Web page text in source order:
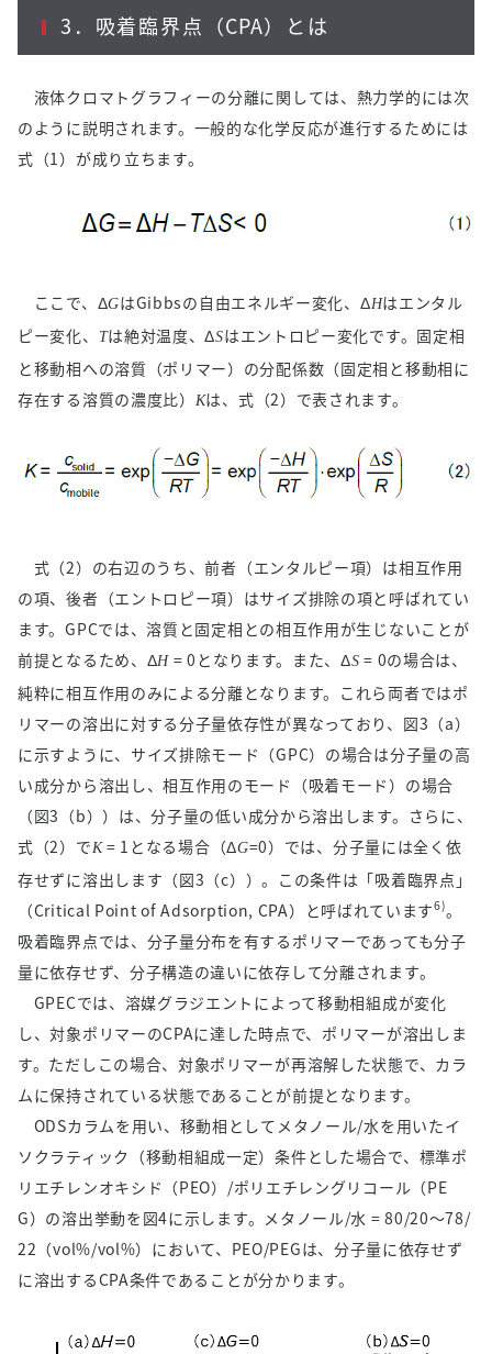
3．吸着臨界点（CPA）とは
液体クロマトグラフィーの分離に関しては、熱力学的には次
のように説明されます。一般的な化学反応が進行するためには
式（1）が成り立ちます。
ここで、ΔGはGibbsの自由エネルギー変化、ΔHはエンタル
ピー変化、
Tは絶対温度、ΔSはエントロピー変化です。固定相
と移動相への溶質（ポリマー）の分配係数（固定相と移動相に
存在する溶質の濃度比）
Kは、式（2）で表されます。
式（2）の右辺のうち、前者（エンタルピー項）は相互作用
の項、後者（エントロピー項）はサイズ排除の項と呼ばれてい
ます。GPCでは、溶質と固定相との相互作用が生じないことが
前提となるため、ΔH = 0となります。また、ΔS = 0の場合は、
純粋に相互作用のみによる分離となります。これら両者ではポ
リマーの溶出に対する分子量依存性が異なっており、図3 （a）
に示すように、サイズ排除モード（GPC）の場合は分子量の高
い成分から溶出し、相互作用のモード（吸着モード）の場合
（図3 （b））は、分子量の低い成分から溶出します。さらに、
式（2）で K= 1となる場合（ΔG=0）では、分子量には全く依
存せずに溶出します（図3 （c））。この条件は「吸着臨界点」
（Critical Point of Adsorption, CPA）と呼ばれています6)。
吸着臨界点では、分子量分布を有するポリマーであっても分子
量に依存せず、分子構造の違いに依存して分離されます。
GPECでは、溶媒グラジエントによって移動相組成が変化
し、対象ポリマーのCPAに達した時点で、ポリマーが溶出しま
す。ただしこの場合、対象ポリマーが再溶解した状態で、カラ
ムに保持されている状態であることが前提となります。
ODSカラムを用い、移動相としてメタノール/水を用いたイ
ソクラティック（移動相組成一定）条件とした場合で、標準ポ
リエチレンオキシド（PEO） /ポリエチレングリコール（PE
G）の溶出挙動を図4に示します。メタノール/水 = 80/20～78/
22 （vol%/vol%）において、 PEO/PEGは、分子量に依存せず
に溶出するCPA条件であることが分かります。